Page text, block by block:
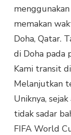
memakan
Doha, Qatar.
di Doha pada
Kami transit
Melanjutkan
Uniknya,
tidak sadar
FIFA World